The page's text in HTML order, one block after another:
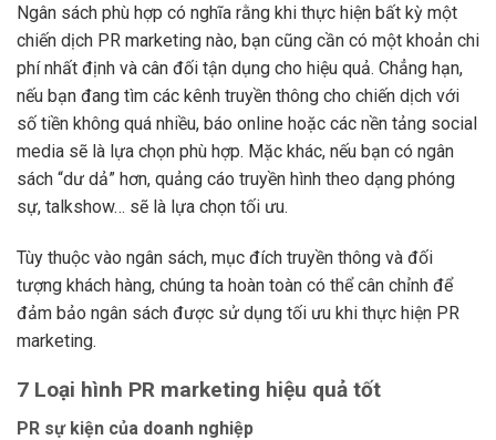
Ngân sách phù hợp có nghĩa rằng khi thực hiện bất kỳ một
chiến dịch PR marketing nào, bạn cũng cần có một khoản chi
phí nhất định và cân đối tận dụng cho hiệu quả. Chẳng hạn,
nếu bạn đang tìm các kênh truyền thông cho chiến dịch với
số tiền không quá nhiều, báo online hoặc các nền tảng social
media sẽ là lựa chọn phù hợp. Mặc khác, nếu bạn có ngân
sách “dư dả” hơn, quảng cáo truyền hình theo dạng phóng
sự, talkshow… sẽ là lựa chọn tối ưu.
Tùy thuộc vào ngân sách, mục đích truyền thông và đối
tượng khách hàng, chúng ta hoàn toàn có thể cân chỉnh để
đảm bảo ngân sách được sử dụng tối ưu khi thực hiện PR
marketing.
7 Loại hình PR marketing hiệu quả tốt
PR sự kiện của doanh nghiệp